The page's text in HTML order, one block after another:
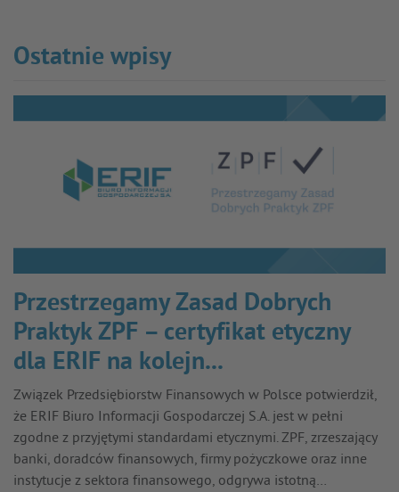
Ostatnie wpisy
Przestrzegamy Zasad Dobrych
Praktyk ZPF – certyfikat etyczny
dla ERIF na kolejn...
Związek Przedsiębiorstw Finansowych w Polsce potwierdził,
że ERIF Biuro Informacji Gospodarczej S.A. jest w pełni
zgodne z przyjętymi standardami etycznymi. ZPF, zrzeszający
banki, doradców finansowych, firmy pożyczkowe oraz inne
instytucje z sektora finansowego, odgrywa istotną…